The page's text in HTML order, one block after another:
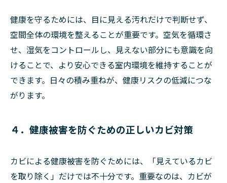
健康を守るためには、目に見える汚れだけで判断せず、
空間全体の環境を整えることが重要です。空気を循環さ
せ、湿気をコントロールし、見えない部分にも意識を向
けることで、より安心できる室内環境を維持することが
できます。日々の積み重ねが、健康リスクの低減につな
がります。
４．健康被害を防ぐための正しいカビ対策
カビによる健康被害を防ぐためには、「見えているカビ
を取り除く」だけでは不十分です。重要なのは、カビが